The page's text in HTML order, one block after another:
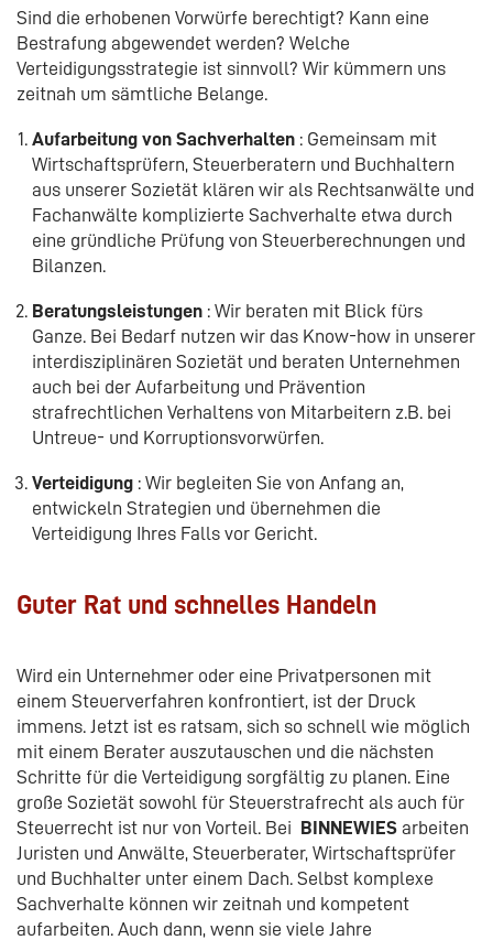
Sind die erhobenen Vorwürfe berechtigt? Kann eine
Bestrafung abgewendet werden? Welche
Verteidigungsstrategie ist sinnvoll? Wir kümmern uns
zeitnah um sämtliche Belange.
Aufarbeitung von Sachverhalten : Gemeinsam mit
Wirtschaftsprüfern, Steuerberatern und Buchhaltern
aus unserer Sozietät klären wir als Rechtsanwälte und
Fachanwälte komplizierte Sachverhalte etwa durch
eine gründliche Prüfung von Steuerberechnungen und
Bilanzen.
Beratungsleistungen : Wir beraten mit Blick fürs
Ganze. Bei Bedarf nutzen wir das Know-how in unserer
interdisziplinären Sozietät und beraten Unternehmen
auch bei der Aufarbeitung und Prävention
strafrechtlichen Verhaltens von Mitarbeitern z.B. bei
Untreue- und Korruptionsvorwürfen.
Verteidigung : Wir begleiten Sie von Anfang an,
entwickeln Strategien und übernehmen die
Verteidigung Ihres Falls vor Gericht.
Guter Rat und schnelles Handeln
Wird ein Unternehmer oder eine Privatpersonen mit
einem Steuerverfahren konfrontiert, ist der Druck
immens. Jetzt ist es ratsam, sich so schnell wie möglich
mit einem Berater auszutauschen und die nächsten
Schritte für die Verteidigung sorgfältig zu planen. Eine
große Sozietät sowohl für Steuerstrafrecht als auch für
Steuerrecht ist nur von Vorteil. Bei BINNEWIES arbeiten
Juristen und Anwälte, Steuerberater, Wirtschaftsprüfer
und Buchhalter unter einem Dach. Selbst komplexe
Sachverhalte können wir zeitnah und kompetent
aufarbeiten. Auch dann, wenn sie viele Jahre